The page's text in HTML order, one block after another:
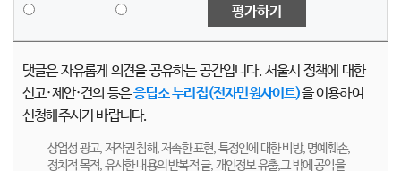
평가하기
댓글은 자유롭게 의견을 공유하는 공간입니다. 서울시 정책에 대한
신고·제안·건의 등은응답소 누리집(전자민원사이트)을 이용하여
신청해주시기 바랍니다.
상업성 광고, 저작권 침해, 저속한 표현, 특정인에 대한 비방, 명예훼손,
정치적 목적, 유사한 내용의 반복적 글, 개인정보 유출,그 밖에 공익을